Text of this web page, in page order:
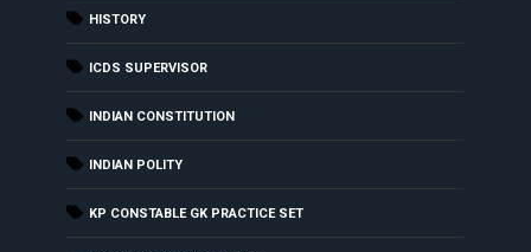
HISTORY
ICDS SUPERVISOR
INDIAN CONSTITUTION
INDIAN POLITY
KP CONSTABLE GK PRACTICE SET